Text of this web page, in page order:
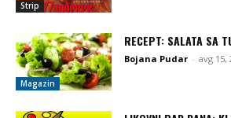
Strip
Magazin
RECEPT: SALATA SA
Bojana Pudar - avg 15,